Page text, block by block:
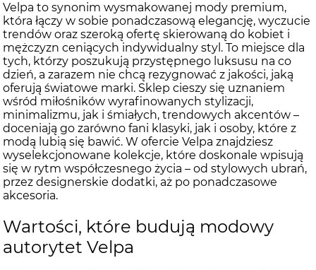
Velpa to synonim wysmakowanej mody premium,
która łączy w sobie ponadczasową elegancję, wyczucie
trendów oraz szeroką ofertę skierowaną do kobiet i
mężczyzn ceniących indywidualny styl. To miejsce dla
tych, którzy poszukują przystępnego luksusu na co
dzień, a zarazem nie chcą rezygnować z jakości, jaką
oferują światowe marki. Sklep cieszy się uznaniem
wśród miłośników wyrafinowanych stylizacji,
minimalizmu, jak i śmiałych, trendowych akcentów –
doceniają go zarówno fani klasyki, jak i osoby, które z
modą lubią się bawić. W ofercie Velpa znajdziesz
wyselekcjonowane kolekcje, które doskonale wpisują
się w rytm współczesnego życia – od stylowych ubrań,
przez designerskie dodatki, aż po ponadczasowe
akcesoria.
Wartości, które budują modowy
autorytet Velpa